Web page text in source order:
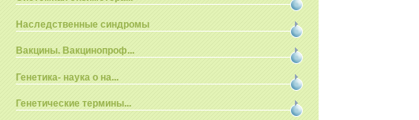
Наследственные синдромы
Вакцины. Вакцинопроф...
Генетика- наука о на...
Генетические термины...